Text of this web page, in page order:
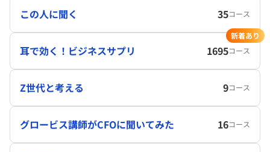
この人に聞く 35コース
耳で効く！ビジネスサプリ 1695コース
新着あり
Z世代と考える 9コース
グロービス講師がCFOに聞いてみた 16コース